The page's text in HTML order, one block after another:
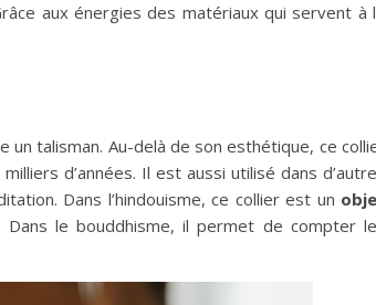
aux énergies des matériaux qui servent à
un talisman. Au-delà de son esthétique, ce
d’années. Il est aussi utilisé dans
Dans l’hindouisme, ce collier est un
le bouddhisme, il permet de compter